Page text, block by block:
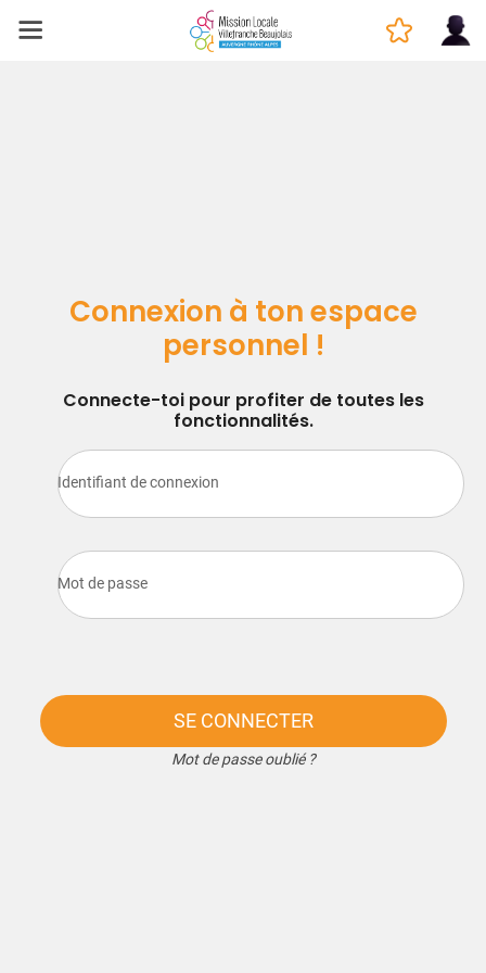
Connexion à ton espace
personnel !
Connecte-toi pour profiter de toutes les
fonctionnalités.
Identifiant de connexion
Mot de passe
SE CONNECTER
Mot de passe oublié ?